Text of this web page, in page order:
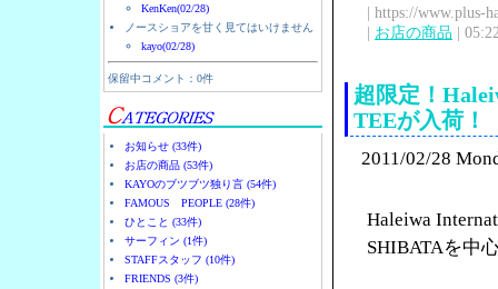
KenKen(02/28)
ノースショアを甘く見てはいけません
kayo(02/28)
保留中コメント：0件
お知らせ (33件)
お店の商品 (53件)
KAYOのブツブツ独り言 (54件)
FAMOUS PEOPLE (28件)
ひとこと (33件)
サーフィン (1件)
STAFFスタッフ (10件)
FRIENDS (3件)
| https://www.plus-
| お店の商品 |
超限定！
TEEが入荷！
2011/02/28
Haleiwa
SHIBATAを中